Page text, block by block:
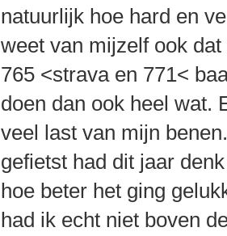
natuurlijk hoe hard en
weet van mijzelf ook
765 <strava en 771<
doen dan ook heel wat.
veel last van mijn
gefietst had dit jaar
hoe beter het ging
had ik echt niet boven